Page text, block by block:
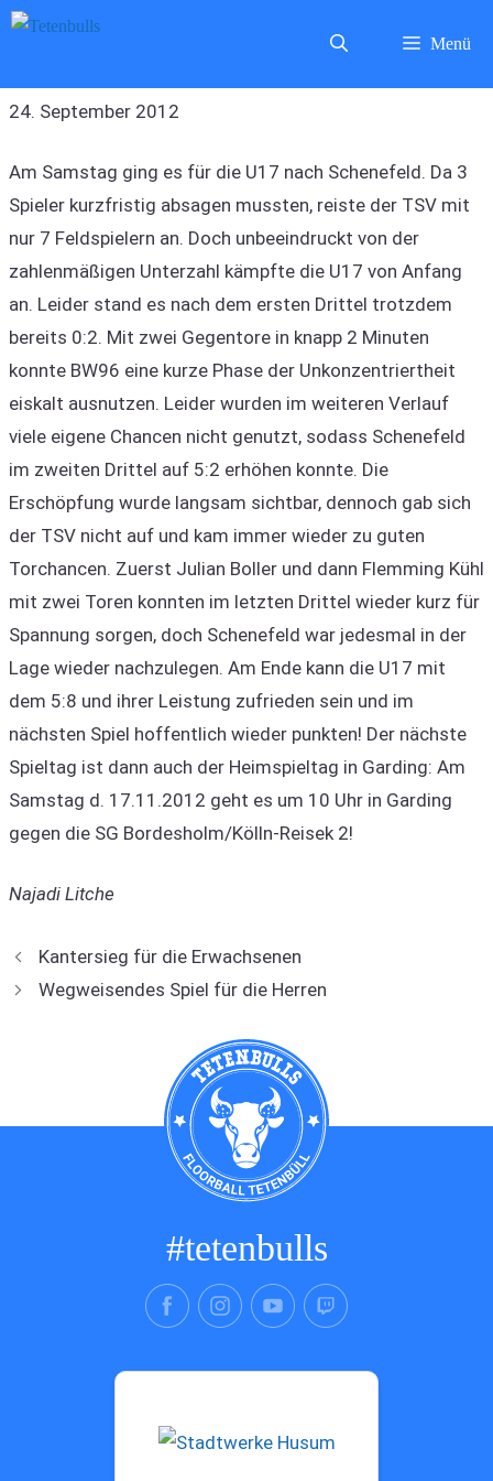
Zum
Menü
24. September 2012
Am Samstag ging es für die U17 nach Schenefeld. Da 3
Spieler kurzfristig absagen mussten, reiste der TSV mit
nur 7 Feldspielern an. Doch unbeeindruckt von der
zahlenmäßigen Unterzahl kämpfte die U17 von Anfang
an. Leider stand es nach dem ersten Drittel trotzdem
bereits 0:2. Mit zwei Gegentore in knapp 2 Minuten
konnte BW96 eine kurze Phase der Unkonzentriertheit
eiskalt ausnutzen. Leider wurden im weiteren Verlauf
viele eigene Chancen nicht genutzt, sodass Schenefeld
im zweiten Drittel auf 5:2 erhöhen konnte. Die
Erschöpfung wurde langsam sichtbar, dennoch gab sich
der TSV nicht auf und kam immer wieder zu guten
Torchancen. Zuerst Julian Boller und dann Flemming Kühl
mit zwei Toren konnten im letzten Drittel wieder kurz für
Spannung sorgen, doch Schenefeld war jedesmal in der
Lage wieder nachzulegen. Am Ende kann die U17 mit
dem 5:8 und ihrer Leistung zufrieden sein und im
nächsten Spiel hoffentlich wieder punkten! Der nächste
Spieltag ist dann auch der Heimspieltag in Garding: Am
Samstag d. 17.11.2012 geht es um 10 Uhr in Garding
gegen die SG Bordesholm/Kölln-Reisek 2!
Najadi Litche
Kantersieg für die Erwachsenen
Wegweisendes Spiel für die Herren
#tetenbulls